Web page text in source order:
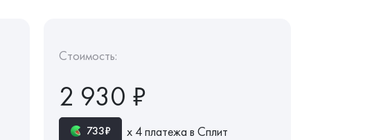
Стоимость:
2 930 ₽
733₽ х 4 платежа в Сплит